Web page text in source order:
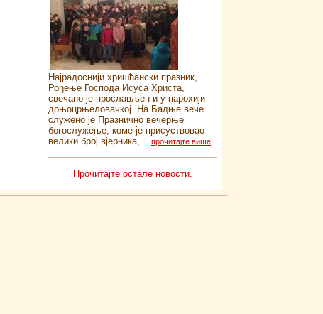
Најрадоснији хришћански празник,
Рођење Господа Исуса Христа,
свечано је прослављен и у парохији
доњоцрњеловачкој. На Бадње вече
служено је Празнично вечерње
богослужење, коме је присуствовао
велики број вјерника,... прочитајте више
Прочитајте остале новости.